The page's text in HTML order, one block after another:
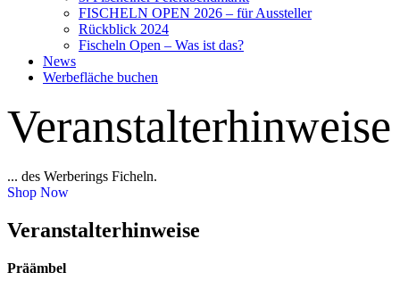
FISCHELN OPEN 2026 – für Aussteller
Rückblick 2024
Fischeln Open – Was ist das?
News
Werbefläche buchen
Veranstalterhinweise
... des Werberings Ficheln.
Shop Now
Veranstalterhinweise
Präämbel